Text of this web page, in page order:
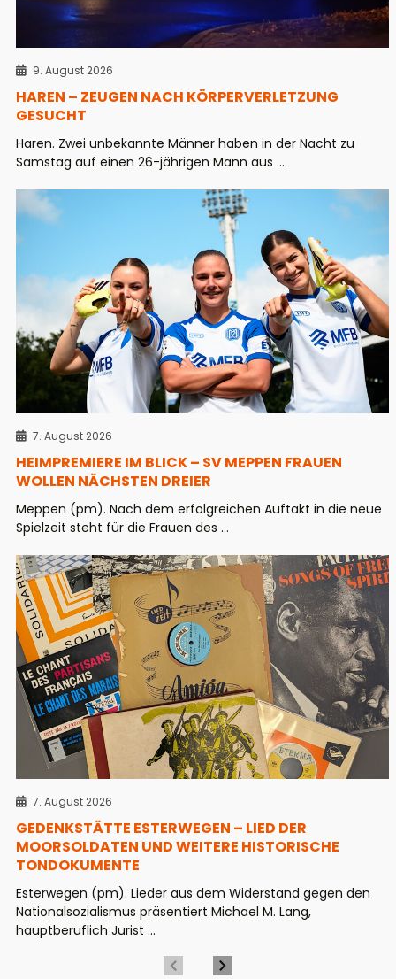
9. August 2026
HAREN – ZEUGEN NACH KÖRPERVERLETZUNG
GESUCHT
Haren. Zwei unbekannte Männer haben in der Nacht zu
Samstag auf einen 26-jährigen Mann aus ...
7. August 2026
HEIMPREMIERE IM BLICK – SV MEPPEN FRAUEN
WOLLEN NÄCHSTEN DREIER
Meppen (pm). Nach dem erfolgreichen Auftakt in die neue
Spielzeit steht für die Frauen des ...
7. August 2026
GEDENKSTÄTTE ESTERWEGEN – LIED DER
MOORSOLDATEN UND WEITERE HISTORISCHE
TONDOKUMENTE
Esterwegen (pm). Lieder aus dem Widerstand gegen den
Nationalsozialismus präsentiert Michael M. Lang,
hauptberuflich Jurist ...